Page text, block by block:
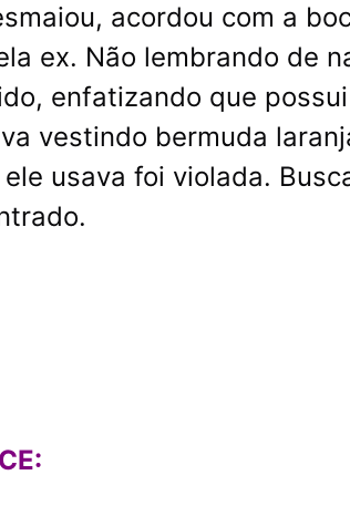
acordou com a
ex. Não lembrando de
enfatizando que
vestindo bermuda
usava foi violada.